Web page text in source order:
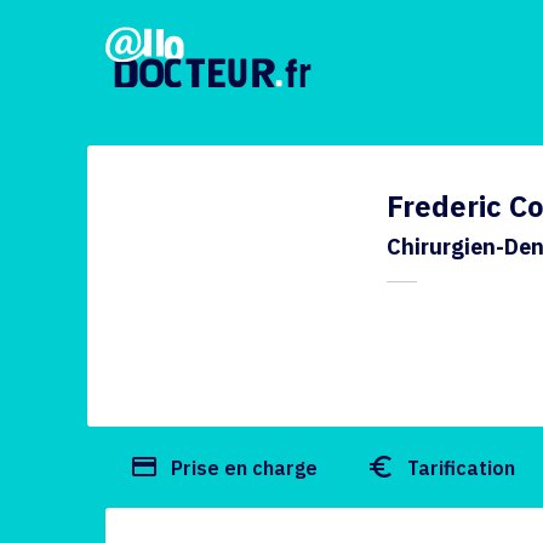
Frederic
Chirurgien-
payment Prise en charge euro_symbol Tarification